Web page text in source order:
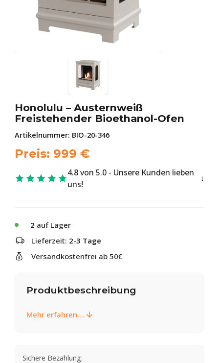
Honolulu – Austernweiß
Freistehender Bioethanol-Ofen
Artikelnummer: BIO-20-346
Preis: 999 €
4.8 von 5.0 - Unsere Kunden lieben
uns!
2 auf Lager
Lieferzeit: 2-3 Tage
Versandkostenfrei ab 50€
Produktbeschreibung
Mehr erfahren....
Sichere Bezahlung: